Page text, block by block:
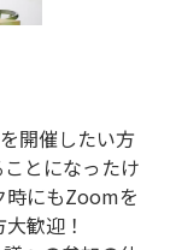
開催したい方
とになったけ
時にもZoomを
歓迎！